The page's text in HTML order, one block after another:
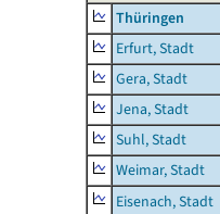
Thüringen
Erfurt, Stadt
Gera, Stadt
Jena, Stadt
Suhl, Stadt
Weimar, Stadt
Eisenach, Stadt